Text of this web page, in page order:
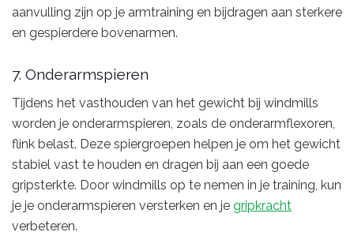
aanvulling zijn op je armtraining en bijdragen aan sterkere
en gespierdere bovenarmen.
7. Onderarmspieren
Tijdens het vasthouden van het gewicht bij windmills
worden je onderarmspieren, zoals de onderarmflexoren,
flink belast. Deze spiergroepen helpen je om het gewicht
stabiel vast te houden en dragen bij aan een goede
gripsterkte. Door windmills op te nemen in je training, kun
je je onderarmspieren versterken en je gripkracht
verbeteren.